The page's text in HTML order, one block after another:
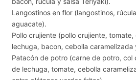
Langostinos en flor (langostinos,
aguacate).
Pollo crujiente (pollo crujiente, tomate,
lechuga, bacon, cebolla caramelizada
Patacón de potro (carne de potro, col
de lechuga, tomate, cebolla